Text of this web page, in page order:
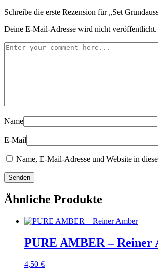
Schreibe die erste Rezension für „Set
Deine E-Mail-Adresse wird nicht veröffentlicht.
Name
E-Mail
Name, E-Mail-Adresse und Website in
Ähnliche Produkte
PURE AMBER – Reiner
4,50 €